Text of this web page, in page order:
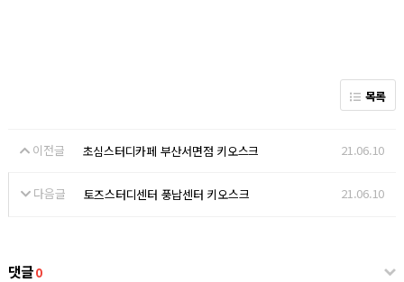
목록
이전글 초심스터디카페 부산서면점 키오스크 21.06.10
다음글 토즈스터디센터 풍납센터 키오스크 21.06.10
댓글0